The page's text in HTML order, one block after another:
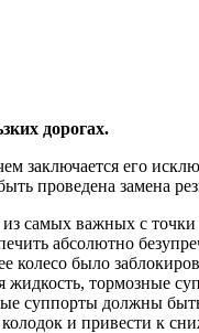
дорогах.
заключается его
проведена замена
самых важных с точки
абсолютно
колесо было
тормозные
суппорты должны
и привести к